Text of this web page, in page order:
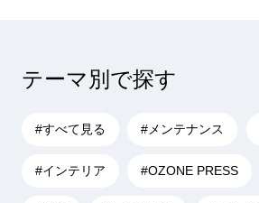
テーマ別で探す
#すべて見る #メンテナンス
#インテリア #OZONE PRESS